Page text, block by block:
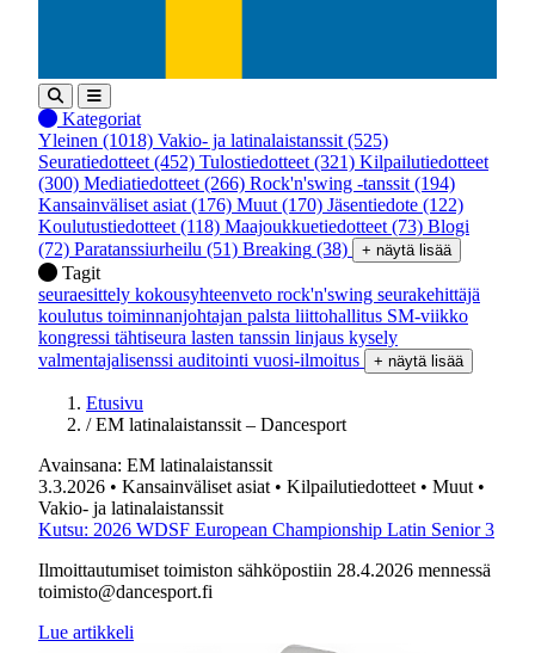
Kategoriat
Yleinen (1018) Vakio- ja latinalaistanssit (525)
Seuratiedotteet (452) Tulostiedotteet (321) Kilpailutiedotteet
(300) Mediatiedotteet (266) Rock'n'swing -tanssit (194)
Kansainväliset asiat (176) Muut (170) Jäsentiedote (122)
Koulutustiedotteet (118) Maajoukkuetiedotteet (73) Blogi
(72) Paratanssiurheilu (51) Breaking (38) + näytä lisää
Tagit
seuraesittely kokousyhteenveto rock'n'swing seurakehittäjä
koulutus toiminnanjohtajan palsta liittohallitus SM-viikko
kongressi tähtiseura lasten tanssin linjaus kysely
valmentajalisenssi auditointi vuosi-ilmoitus + näytä lisää
Etusivu
/ EM latinalaistanssit – Dancesport
Avainsana: EM latinalaistanssit
3.3.2026 • Kansainväliset asiat • Kilpailutiedotteet • Muut •
Vakio- ja latinalaistanssit
Kutsu: 2026 WDSF European Championship Latin Senior 3
Ilmoittautumiset toimiston sähköpostiin 28.4.2026 mennessä
toimisto@dancesport.fi
Lue artikkeli